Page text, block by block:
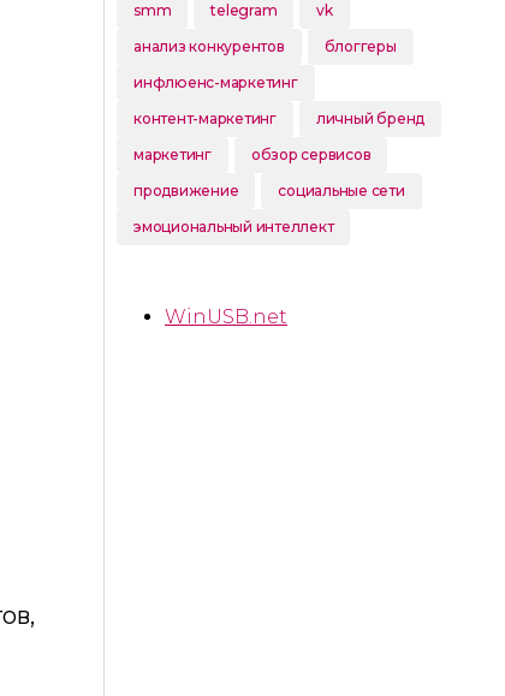
smm telegram
vk
анализ конкурентов
блоггеры
инфлюенс-маркетинг
контент-маркетинг
личный бренд
маркетинг
обзор сервисов
продвижение
социальные сети
эмоциональный интеллект
WinUSB.net